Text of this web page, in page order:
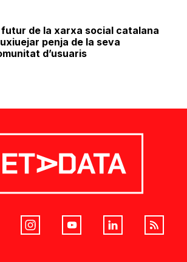
futur de la xarxa social catalana
penja de la seva
d’usuaris